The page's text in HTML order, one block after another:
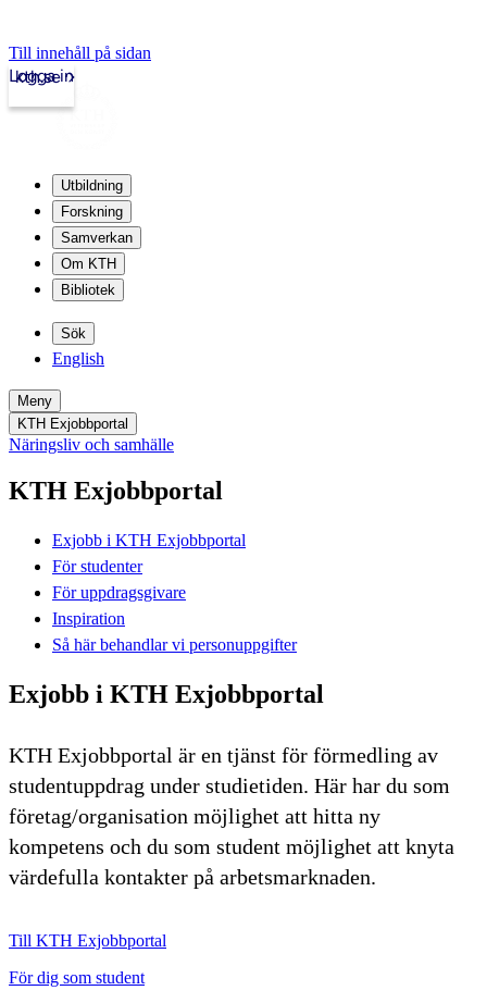
Till innehåll på sidan
kth.se
Logga in
Utbildning
Forskning
Samverkan
Om KTH
Bibliotek
Sök
English
Meny
KTH Exjobbportal
Näringsliv och samhälle
KTH Exjobbportal
Exjobb i KTH Exjobbportal
För studenter
För uppdragsgivare
Inspiration
Så här behandlar vi personuppgifter
Exjobb i KTH Exjobbportal
KTH Exjobbportal är en tjänst för förmedling av
studentuppdrag under studietiden. Här har du som
företag/organisation möjlighet att hitta ny
kompetens och du som student möjlighet att knyta
värdefulla kontakter på arbetsmarknaden.
Till KTH Exjobbportal
För dig som student